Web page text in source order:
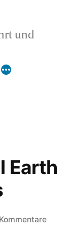
und
Earth
zu